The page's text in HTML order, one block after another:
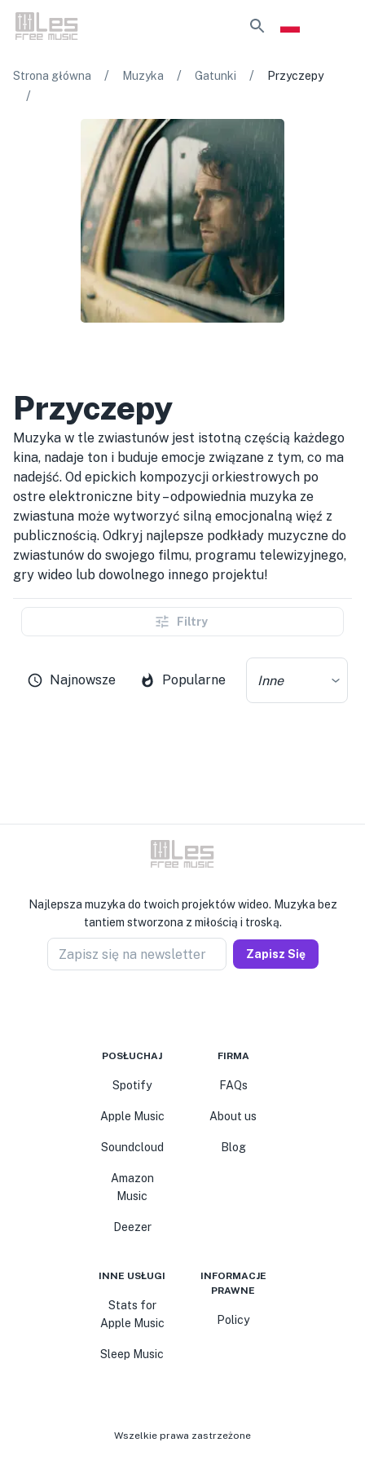
Strona główna / Muzyka / Gatunki / Przyczepy
/
Przyczepy
Muzyka w tle zwiastunów jest istotną częścią każdego
kina, nadaje ton i buduje emocje związane z tym, co ma
nadejść. Od epickich kompozycji orkiestrowych po
ostre elektroniczne bity – odpowiednia muzyka ze
zwiastuna może wytworzyć silną emocjonalną więź z
publicznością. Odkryj najlepsze podkłady muzyczne do
zwiastunów do swojego filmu, programu telewizyjnego,
gry wideo lub dowolnego innego projektu!
Filtry
Najnowsze Popularne Inne
Najlepsza muzyka do twoich projektów wideo. Muzyka bez
tantiem stworzona z miłością i troską.
Zapisz się na newsletter Zapisz Się
POSŁUCHAJ
Spotify
Apple Music
Soundcloud
Amazon
Music
Deezer
FIRMA
FAQs
About us
Blog
INNE USŁUGI
Stats for
Apple Music
Sleep Music
INFORMACJE
PRAWNE
Policy
Wszelkie prawa zastrzeżone